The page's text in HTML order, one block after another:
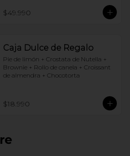
$49.990
Caja Dulce de Regalo
Pie de limón + Crostata de Nutella +
Brownie + Rollo de canela + Croissant
de almendra + Chocotorta
$18.990